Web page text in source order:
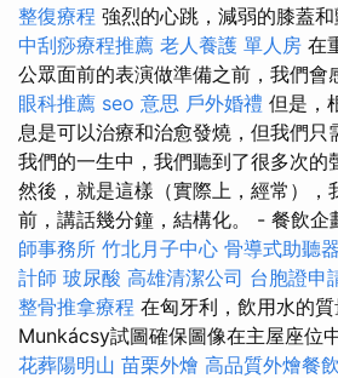
整復療程 強烈的心跳，減弱的膝蓋和
中刮痧療程推薦 老人養護 單人房 在
公眾面前的表演做準備之前，我們會
眼科推薦 seo 意思 戶外婚禮 但是，
息是可以治療和治愈發燒，但我們只
我們的一生中，我們聽到了很多次的
然後，就是這樣（實際上，經常），
前，講話幾分鐘，結構化。 - 餐飲企
師事務所 竹北月子中心 骨導式助聽器
計師 玻尿酸 高雄清潔公司 台胞證申
整骨推拿療程 在匈牙利，飲用水的質
Munkácsy試圖確保圖像在主屋座位
花葬陽明山 苗栗外燴 高品質外燴餐